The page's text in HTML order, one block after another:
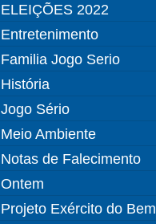
ELEIÇÕES 2022
Entretenimento
Familia Jogo Serio
História
Jogo Sério
Meio Ambiente
Notas de Falecimento
Ontem
Projeto Exército do Bem